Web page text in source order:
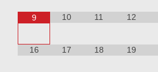
9 10 11 12
16 17 18 19